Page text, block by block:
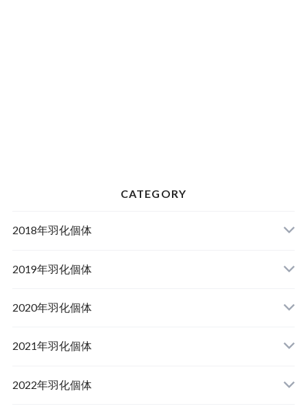
CATEGORY
2018年羽化個体
佐賀県神埼郡産オオクワガタ
2019年羽化個体
山梨県韮崎市産オオクワガタ
山梨県韮崎市韮崎町産オオクワガタ
佐賀県神埼郡神埼町産オオクワガタ
2020年羽化個体
山梨県韮崎市穂坂町産
山梨県甲斐市産
2021年羽化個体
山梨県韮崎市穂坂町産
2022年羽化個体